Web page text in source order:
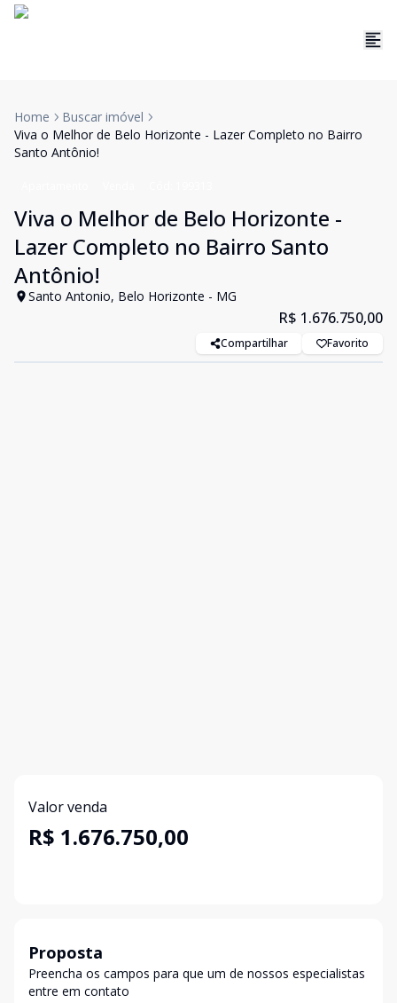
Home
Buscar imóvel
Viva o Melhor de Belo Horizonte - Lazer Completo no Bairro
Santo Antônio!
Viva o Melhor de Belo Horizonte -
Lazer Completo no Bairro Santo
Antônio!
Santo Antonio, Belo Horizonte - MG
R$ 1.676.750,00
Compartilhar Favorito
Valor venda
R$ 1.676.750,00
Proposta
Preencha os campos para que um de nossos especialistas
entre em contato